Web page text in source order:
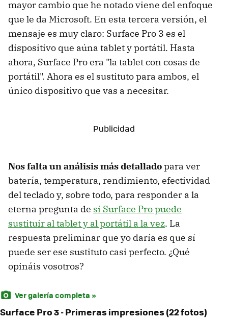
mayor cambio que he notado viene del enfoque
que le da Microsoft. En esta tercera versión, el
mensaje es muy claro: Surface Pro 3 es el
dispositivo que aúna tablet y portátil. Hasta
ahora, Surface Pro era "la tablet con cosas de
portátil". Ahora es el sustituto para ambos, el
único dispositivo que vas a necesitar.
Nos falta un análisis más detalladopara ver
batería, temperatura, rendimiento, efectividad
del teclado y, sobre todo, para responder a la
eterna pregunta de si Surface Pro puede
sustituir al tablet y al portátil a la vez. La
respuesta preliminar que yo daría es que sí
puede ser ese sustituto casi perfecto. ¿Qué
opináis vosotros?
Ver galería completa »
Surface Pro 3 - Primeras impresiones (22 fotos)